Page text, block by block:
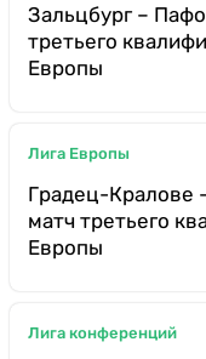
Зальцбург –
третьего
Европы
Лига Европы
Градец-Кралове
матч третьего
Европы
Лига конференций